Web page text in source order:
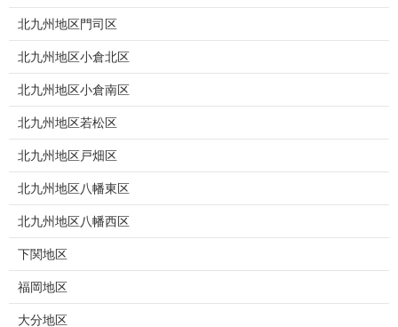
北九州地区門司区
北九州地区小倉北区
北九州地区小倉南区
北九州地区若松区
北九州地区戸畑区
北九州地区八幡東区
北九州地区八幡西区
下関地区
福岡地区
大分地区